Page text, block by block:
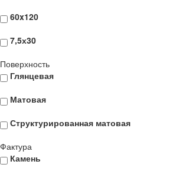
60x120
7,5х30
Поверхность
Глянцевая
Матовая
Структурированная матовая
Фактура
Камень